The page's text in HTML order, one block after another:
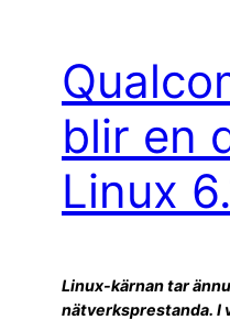
blir en
Linux
Linux-kärnan tar
nätverksprestanda. I